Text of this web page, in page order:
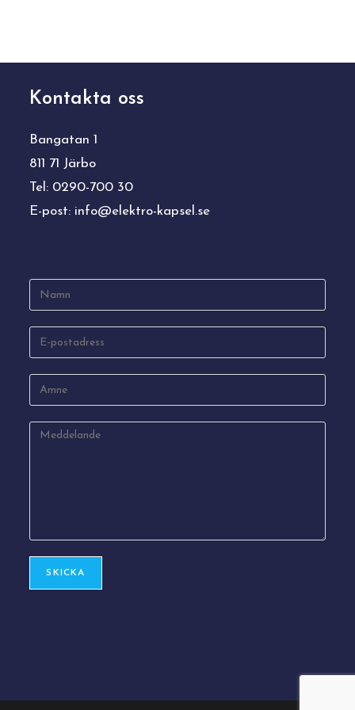
Kontakta oss
Bangatan 1
811 71 Järbo
Tel: 0290-700 30
E-post: info@elektro-kapsel.se